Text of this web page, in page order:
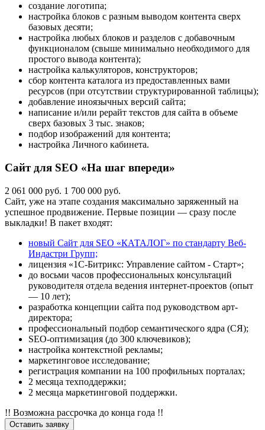
создание логотипа;
настройка блоков с разным выводом контента сверх
базовых десяти;
настройка любых блоков и разделов с добавочным
функционалом (свыше минимально необходимого для
простого вывода контента);
настройка калькуляторов, конструкторов;
сбор контента каталога из предоставленных вами
ресурсов (при отсутствии структурированной таблицы);
добавление иноязычных версий сайта;
написание и/или рерайт текстов для сайта в объеме
сверх базовых 3 тыс. знаков;
подбор изображений для контента;
настройка Личного кабинета.
Сайт для SEO «На шаг впереди»
2 061 000 руб. 1 700 000 руб.
Сайт, уже на этапе создания максимально заряженный на
успешное продвижение. Первые позиции — сразу после
выкладки! В пакет входят:
новый Сайт для SEO «КАТАЛОГ» по стандарту Веб-
Индастри Групп;
лицензия «1С-Битрикс: Управление сайтом - Старт»;
до восьми часов профессиональных консультаций
руководителя отдела ведения интернет-проектов (опыт
— 10 лет);
разработка концепции сайта под руководством арт-
директора;
профессиональный подбор семантического ядра (СЯ);
SEO-оптимизация (до 300 ключевиков);
настройка контекстной рекламы;
маркетинговое исследование;
регистрация компании на 100 профильных порталах;
2 месяца техподдержки;
2 месяца маркетинговой поддержки.
!! Возможна рассрочка до конца года !!
Оставить заявку